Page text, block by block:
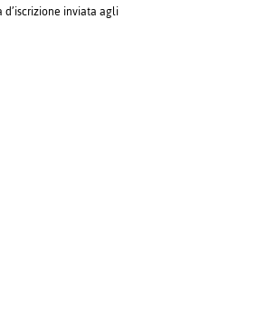
inviata agli